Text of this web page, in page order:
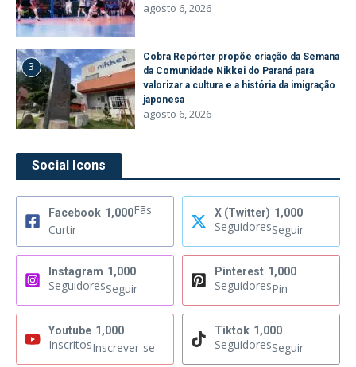
agosto 6, 2026
3
Cobra Repórter propõe criação da Semana
da Comunidade Nikkei do Paraná para
valorizar a cultura e a história da imigração
japonesa
agosto 6, 2026
Social Icons
Facebook 1,000Fãs
Curtir
X (Twitter) 1,000
SeguidoresSeguir
Instagram 1,000
SeguidoresSeguir
Pinterest 1,000
SeguidoresPin
Youtube 1,000
InscritosInscrever-se
Tiktok 1,000
SeguidoresSeguir